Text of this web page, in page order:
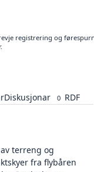
registrering og
Diskusjonar 0 RDF
terreng og
fra flybåren